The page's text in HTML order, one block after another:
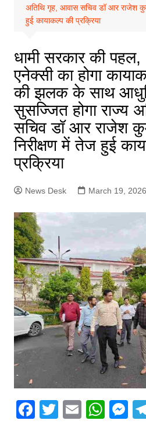
अतिथि गृह, आवास सचिव डॉ आर राजेश
हुई कायाकल्प की प्रक्रिया
धामी सरकार की
एनेक्सी का होगा
की झलक के साथ
सुसज्जित होगा राज्य
सचिव डॉ आर राजेश
निरीक्षण में तेज हुई
प्रक्रिया
News Desk March 19, 2026
F T E W M